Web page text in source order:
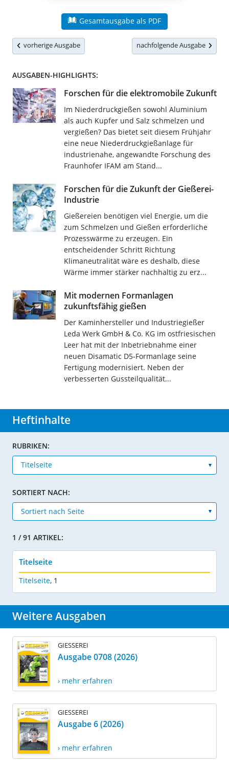
Gesamtausgabe als PDF
vorherige Ausgabe nachfolgende Ausgabe
AUSGABEN-HIGHLIGHTS:
Forschen für die elektromobile Zukunft
Im Niederdruckgießen sowohl Aluminium
als auch Kupfer und Salz schmelzen und
vergießen? Das bietet seit diesem Frühjahr
eine neue Niederdruckgießanlage für
industrienahe, angewandte Forschung des
Fraunhofer IFAM am Stand...
Forschen für die Zukunft der Gießerei-
Industrie
Gießereien benötigen viel Energie, um die
zum Schmelzen und Gießen erforderliche
Prozesswärme zu erzeugen. Ein
entscheidender Schritt Richtung
Klimaneutralität wäre es deshalb, diese
Wärme immer stärker nachhaltig zu erz...
Mit modernen Formanlagen
zukunftsfähig gießen
Der Kaminhersteller und Industriegießer
Leda Werk GmbH & Co. KG im ostfriesischen
Leer hat mit der Inbetriebnahme einer
neuen Disamatic D5-Formanlage seine
Fertigung modernisiert. Neben der
verbesserten Gussteilqualität...
Heftinhalte
RUBRIKEN:
SORTIERT NACH:
1 / 91 ARTIKEL:
Titelseite
Titelseite, 1
Weitere Ausgaben
GIESSEREI
Ausgabe 0708 (2026)
› mehr erfahren
GIESSEREI
Ausgabe 6 (2026)
› mehr erfahren